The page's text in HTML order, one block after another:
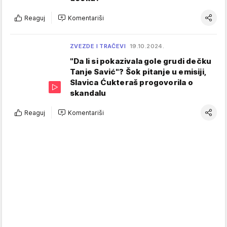
Reaguj Komentariši
ZVEZDE I TRAČEVI 19.10.2024.
"Da li si pokazivala gole grudi dečku
Tanje Savić"? Šok pitanje u emisiji,
Slavica Ćukteraš progovorila o
skandalu
Reaguj Komentariši